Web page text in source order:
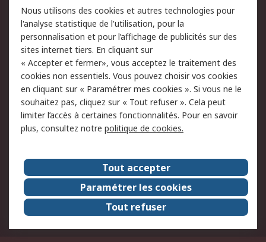
du site
Politique de protection
des données - Mise à
jour
Sécurité des E-mails
Conditions générales
de vente
Politique anti-
corruption
Campagnes marketing
A propos de RS
A propos de RS France
Evénements
Le groupe RS Group Plc
Presse
RS dans le monde
Démarche RSE
Nous rejoindre
RS Particuliers
Nous utilisons des cookies et autres technologies pour
l'analyse statistique de l'utilisation, pour la
personnalisation et pour l’affichage de publicités sur des
sites internet tiers. En cliquant sur
« Accepter et fermer», vous acceptez le traitement des
cookies non essentiels. Vous pouvez choisir vos cookies
en cliquant sur « Paramétrer mes cookies ». Si vous ne le
souhaitez pas, cliquez sur « Tout refuser ». Cela peut
limiter l’accès à certaines fonctionnalités. Pour en savoir
plus, consultez notre politique de cookies.
Tout accepter
Paramétrer les cookies
Tout refuser